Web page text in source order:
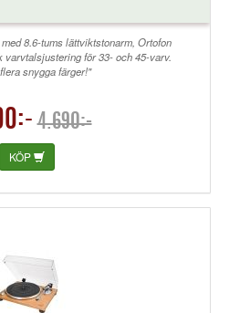
Europa (även om strömadaptern
har inget att jämföra med när det
jag är väldigt nöjd. Den gör vad den
det.
8.6-tums lättviktstonarm, Ortofon
för 33- och 45-varv.
snygga färger!"
4.690:-
KÖP